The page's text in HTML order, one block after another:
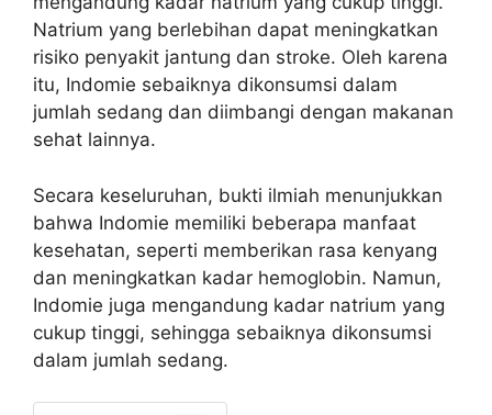
Natrium yang berlebihan dapat meningkatkan
risiko penyakit jantung dan stroke. Oleh karena
itu, Indomie sebaiknya dikonsumsi dalam
jumlah sedang dan diimbangi dengan makanan
sehat lainnya.
Secara keseluruhan, bukti ilmiah menunjukkan
bahwa Indomie memiliki beberapa manfaat
kesehatan, seperti memberikan rasa kenyang
dan meningkatkan kadar hemoglobin. Namun,
Indomie juga mengandung kadar natrium yang
cukup tinggi, sehingga sebaiknya dikonsumsi
dalam jumlah sedang.